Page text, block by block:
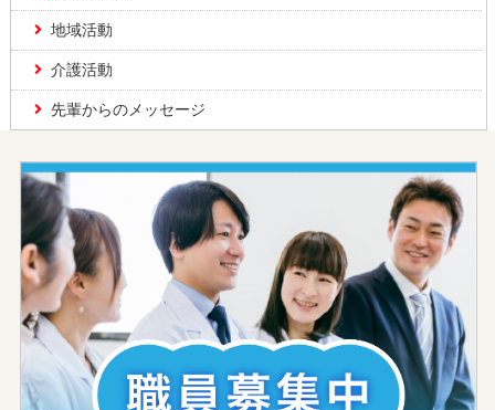
地域活動
介護活動
先輩からのメッセージ